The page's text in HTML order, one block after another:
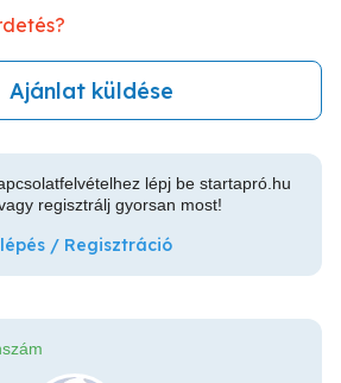
Ajánlat küldése
lépj be startapró.hu
regisztrálj gyorsan most!
/ Regisztráció